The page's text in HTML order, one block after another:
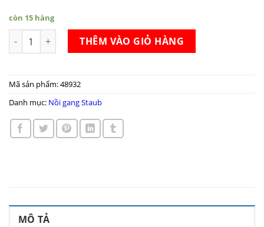
còn 15 hàng
Nồi gang Staub Hexagon Braiser With Glass Lid Red 28cm số
THÊM VÀO GIỎ HÀNG
Mã sản phẩm:48932
Danh mục: Nồi gang Staub
MÔ TẢ